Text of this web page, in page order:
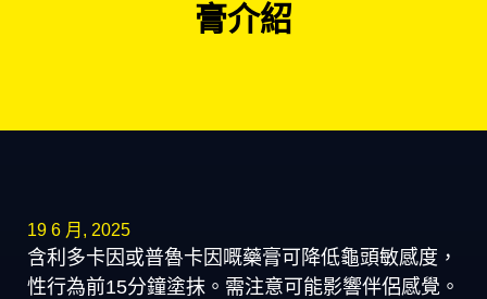
膏介紹
19 6 月, 2025
含利多卡因或普魯卡因嘅藥膏可降低龜頭敏感度，
性行為前15分鐘塗抹。需注意可能影響伴侶感覺。